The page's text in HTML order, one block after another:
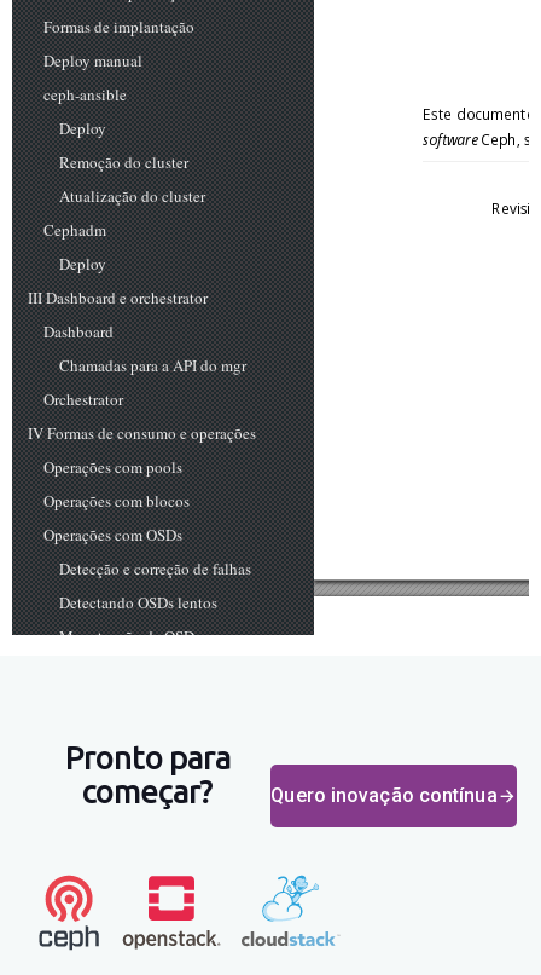
Pronto para
começar?
Quero inovação contínua